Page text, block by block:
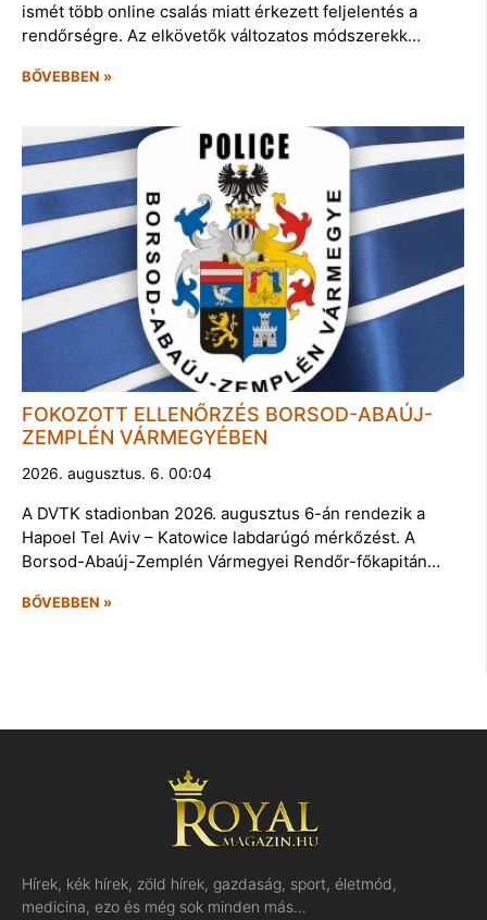
ismét több online csalás miatt érkezett feljelentés a
rendőrségre. Az elkövetők változatos módszerekk…
BŐVEBBEN »
FOKOZOTT ELLENŐRZÉS BORSOD-ABAÚJ-
ZEMPLÉN VÁRMEGYÉBEN
2026. augusztus. 6. 00:04
A DVTK stadionban 2026. augusztus 6-án rendezik a
Hapoel Tel Aviv – Katowice labdarúgó mérkőzést. A
Borsod-Abaúj-Zemplén Vármegyei Rendőr-főkapitán…
BŐVEBBEN »
Hírek, kék hírek, zöld hírek, gazdaság, sport, életmód,
medicina, ezo és még sok minden más…